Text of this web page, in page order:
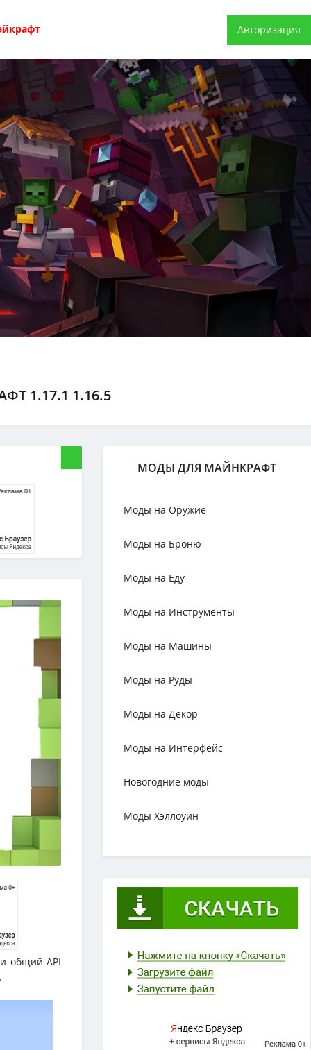
Авторизация
1.17.1 1.16.5
общий API
МОДЫ ДЛЯ МАЙНКРАФТ
Моды на Оружие
Моды на Броню
Моды на Еду
Моды на Инструменты
Моды на Машины
Моды на Руды
Моды на Декор
Моды на Интерфейс
Новогодние моды
Моды Хэллоуин